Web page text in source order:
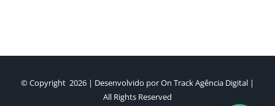
© Copyright 2026 | Desenvolvido porOn Track Agência Digital |
All Rights Reserved